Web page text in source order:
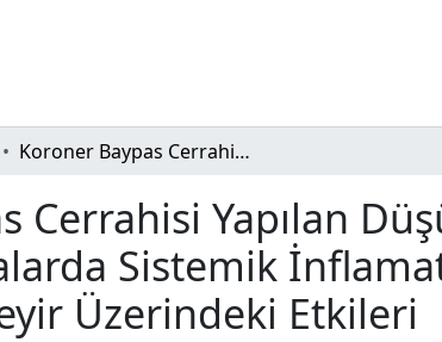
Koroner Baypas Cerrahisi Yapılan Düşük Sol Ventrikül Ejeksiyon Fraksiyonlu Hastalarda Sistemik İnflamatuar Sitokin Düzeyleri ve Postoperatif Seyir Üzerindeki Etkileri
Cerrahisi Yapılan
Sistemik
Üzerindeki Etkileri